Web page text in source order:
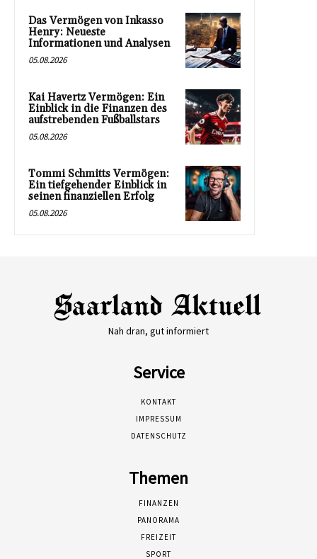
Das Vermögen von Inkasso
Henry: Neueste
Informationen und Analysen
05.08.2026
Kai Havertz Vermögen: Ein
Einblick in die Finanzen des
aufstrebenden Fußballstars
05.08.2026
Tommi Schmitts Vermögen:
Ein tiefgehender Einblick in
seinen finanziellen Erfolg
05.08.2026
Nah dran, gut informiert
Service
KONTAKT
IMPRESSUM
DATENSCHUTZ
Themen
FINANZEN
PANORAMA
FREIZEIT
SPORT